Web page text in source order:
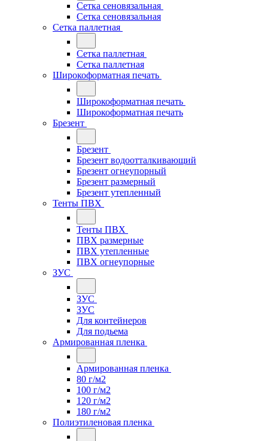
Сетка сеновязальная
Сетка сеновязальная
Сетка паллетная
Сетка паллетная
Сетка паллетная
Широкоформатная печать
Широкоформатная печать
Широкоформатная печать
Брезент
Брезент
Брезент водоотталкивающий
Брезент огнеупорный
Брезент размерный
Брезент утепленный
Тенты ПВХ
Тенты ПВХ
ПВХ размерные
ПВХ утепленные
ПВХ огнеупорные
ЗУС
ЗУС
ЗУС
Для контейнеров
Для подьема
Армированная пленка
Армированная пленка
80 г/м2
100 г/м2
120 г/м2
180 г/м2
Полиэтиленовая пленка